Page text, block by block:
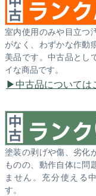
室内使用のみや目立つ
がなく、わずかな作動
美品です。中古品とし
イな商品です。
中古品については
塗装の剥げや傷、劣化
ものの、動作自体に問
ません。充分使える
す。